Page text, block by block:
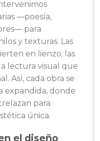
—poesía,
para
y texturas. Las
en lienzo; las
lectura visual que
Así, cada obra se
expandida, donde
para
única.
el diseño